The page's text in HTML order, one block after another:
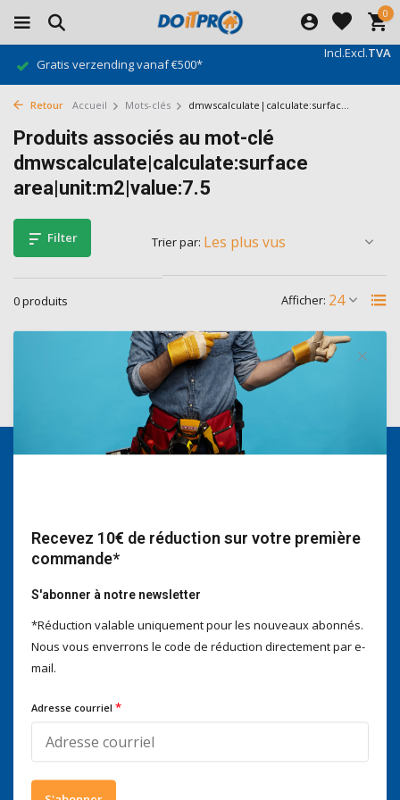
0
Incl.Excl.TVA
Gratis verzending vanaf €500*
Retour Accueil Mots-clés dmwscalculate|calculate:surfac...
Produits associés au mot-clé
dmwscalculate|calculate:surface
area|unit:m2|value:7.5
Filter
0 produits Afficher:
Trier par:
Aucun produit n'a été trouvé...
mailen naar
info@doitpro.com
Telefonisch zijn we tijdens
4 / 5 Nous obtenons un score de
Recevez 10€ de réduction sur votre première
commande*
S'abonner à notre newsletter
*Réduction valable uniquement pour les nouveaux abonnés.
Nous vous enverrons le code de réduction directement par e-
mail.
Adresse courriel *